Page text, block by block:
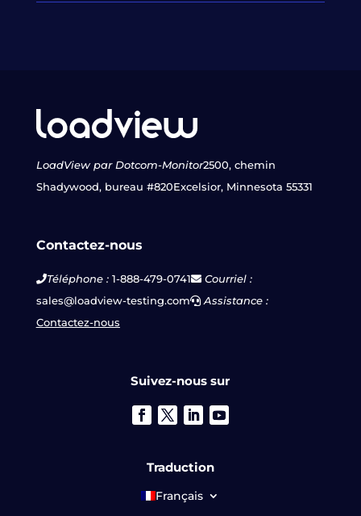
LoadView par Dotcom-Monitor2500, chemin
Shadywood, bureau #820Excelsior, Minnesota 55331
Contactez-nous
Téléphone :1-888-479-0741
Courriel :
sales@loadview-testing.com
Assistance :
Contactez-nous
Suivez-nous sur
Traduction
Français